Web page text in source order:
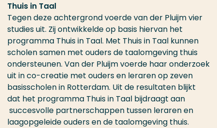
Thuis in Taal
Tegen deze achtergrond voerde van der Pluijm vier
studies uit. Zij ontwikkelde op basis hiervan het
programma Thuis in Taal. Met Thuis in Taal kunnen
scholen samen met ouders de taalomgeving thuis
ondersteunen. Van der Pluijm voerde haar onderzoek
uit in co-creatie met ouders en leraren op zeven
basisscholen in Rotterdam. Uit de resultaten blijkt
dat het programma Thuis in Taal bijdraagt aan
succesvolle partnerschappen tussen leraren en
laagopgeleide ouders en de taalomgeving thuis.